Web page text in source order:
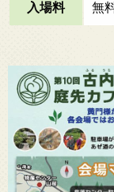
入場料 無